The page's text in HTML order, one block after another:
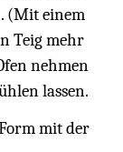
(Mit einem
Teig mehr
nehmen
lassen.
mit der